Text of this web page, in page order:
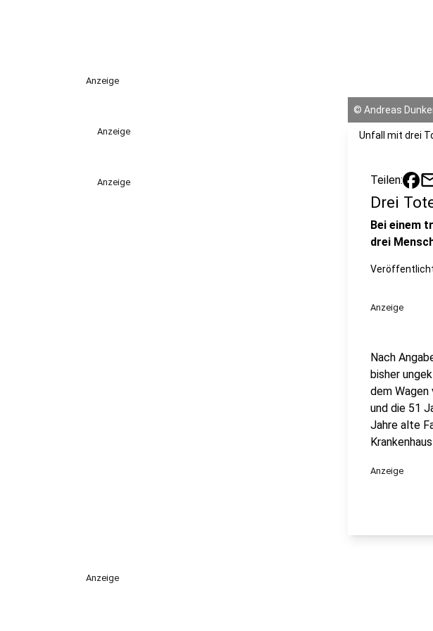
Anzeige
Anzeige
Anzeige
© Andreas
Unfall mit drei
Teilen:
Drei
Bei einem
drei
Anzeige
Nach
bisher
dem Wagen
und die 51
Jahre alte
Anzeige
Anzeige